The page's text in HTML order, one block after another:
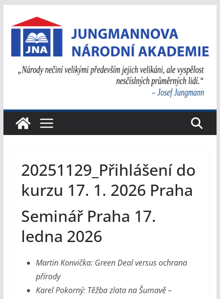
na
obsah
20251129_Přihlášení do
kurzu 17. 1. 2026 Praha
Seminář Praha 17.
ledna 2026
Martin Konvička: Green Deal versus ochrana
přírody
Karel Pokorný: Těžba zlata na Šumavě –